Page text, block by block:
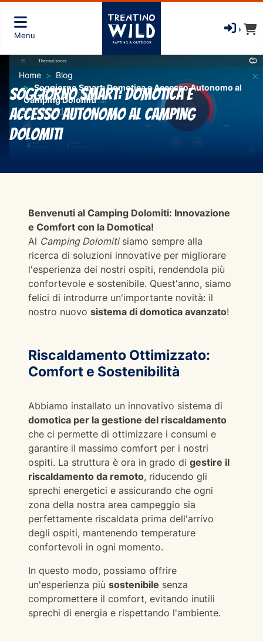
Menu
Home
Blog
Soggiorno Smart: Domotica e Accesso Autonomo al
Camping Dolomiti
Soggiorno Smart: Domotica e
Accesso Autonomo al Camping
Dolomiti
Benvenuti al Camping Dolomiti: Innovazione
e Comfort con la Domotica!
Al Camping Dolomitisiamo sempre alla
ricerca di soluzioni innovative per migliorare
l'esperienza dei nostri ospiti, rendendola più
confortevole e sostenibile. Quest'anno, siamo
felici di introdurre un'importante novità: il
nostro nuovo sistema di domotica avanzato!
Riscaldamento Ottimizzato:
Comfort e Sostenibilità
Abbiamo installato un innovativo sistema di
domotica per la gestione del riscaldamento
che ci permette di ottimizzare i consumi e
garantire il massimo comfort per i nostri
ospiti. La struttura è ora in grado di gestire il
riscaldamento da remoto, riducendo gli
sprechi energetici e assicurando che ogni
zona della nostra area campeggio sia
perfettamente riscaldata prima dell'arrivo
degli ospiti, mantenendo temperature
confortevoli in ogni momento.
In questo modo, possiamo offrire
un'esperienza più sostenibile senza
compromettere il comfort, evitando inutili
sprechi di energia e rispettando l'ambiente.